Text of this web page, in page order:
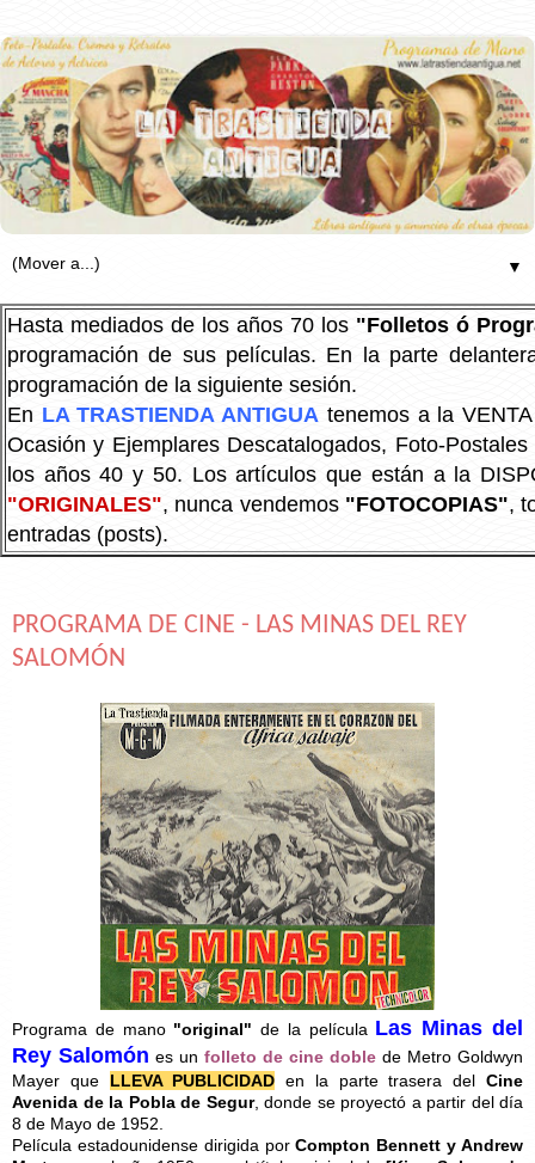
▼
Hasta mediados de los años 70 los "Folletos ó
programación de sus películas. En la parte
programación de la siguiente sesión.
En LA TRASTIENDA ANTIGUA tenemos a la
Ocasión y Ejemplares Descatalogados, Foto-
los años 40 y 50. Los artículos que están a la
"ORIGINALES", nunca vendemos "FOTOCOPIAS",
entradas (posts).
PROGRAMA DE CINE - LAS MINAS DEL REY
SALOMÓN
Programa de mano "original" de la película Las Minas del
Rey Salomón es un folleto de cine doble de Metro Goldwyn
Mayer que LLEVA PUBLICIDAD en la parte trasera delCine
Avenida de la Pobla de Segur, donde se proyectó a partir del día
8 de Mayo de 1952.
Película estadounidense dirigida porCompton Bennett y Andrew